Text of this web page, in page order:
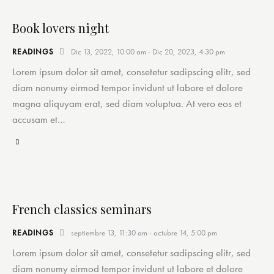
Book lovers night
READINGS Dic 13, 2022, 10:00 am - Dic 20, 2023, 4:30 pm
Lorem ipsum dolor sit amet, consetetur sadipscing elitr, sed
diam nonumy eirmod tempor invidunt ut labore et dolore
magna aliquyam erat, sed diam voluptua. At vero eos et
accusam et…
French classics seminars
READINGS septiembre 13, 11:30 am -octubre 14, 5:00 pm
Lorem ipsum dolor sit amet, consetetur sadipscing elitr, sed
diam nonumy eirmod tempor invidunt ut labore et dolore